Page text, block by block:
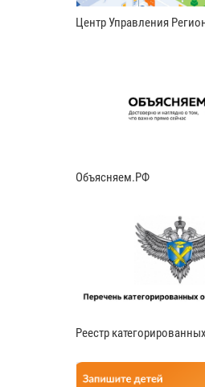
Центр Управления
Объясняем.РФ
Реестр